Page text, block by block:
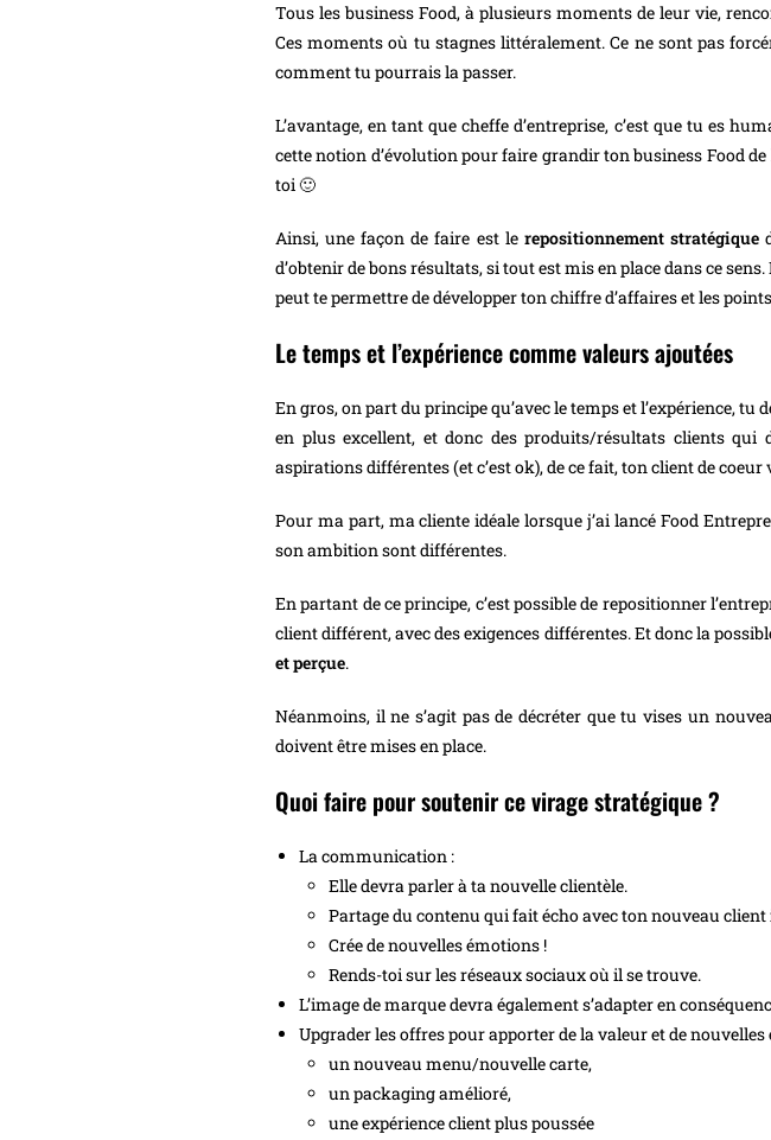
Tous les business Food, à plusieurs moments de leur vie,
Ces moments où tu stagnes littéralement. Ce ne sont pas
comment tu pourrais la passer.
L’avantage, en tant que cheffe d’entreprise, c’est que tu es
cette notion d’évolution pour faire grandir ton business Food
toi 🙂
Ainsi, une façon de faire est le repositionnement stratégique
d’obtenir de bons résultats, si tout est mis en place dans ce
peut te permettre de développer ton chiffre d’affaires et les
Le temps et l’expérience comme valeurs ajoutées
En gros, on part du principe qu’avec le temps et l’expérience,
en plus excellent, et donc des produits/résultats clients
aspirations différentes (et c’est ok), de ce fait, ton client de
Pour ma part, ma cliente idéale lorsque j’ai lancé Food
son ambition sont différentes.
En partant de ce principe, c’est possible de repositionner
client différent, avec des exigences différentes. Et donc la
et perçue.
Néanmoins, il ne s’agit pas de décréter que tu vises un
doivent être mises en place.
Quoi faire pour soutenir ce virage stratégique ?
La communication :
Elle devra parler à ta nouvelle clientèle.
Partage du contenu qui fait écho avec ton nouveau client
Crée de nouvelles émotions !
Rends-toi sur les réseaux sociaux où il se trouve.
L’image de marque devra également s’adapter en
Upgrader les offres pour apporter de la valeur et de nouvelles
un nouveau menu/nouvelle carte,
un packaging amélioré,
une expérience client plus poussée